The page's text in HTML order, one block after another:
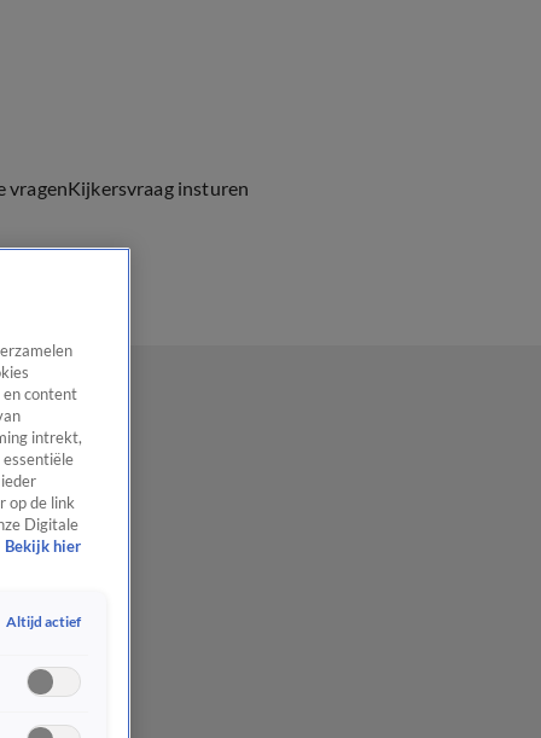
vragenKijkersvraag insturen
en content
intrekt,
op de link
Digitale
Bekijk hier
Altijd actief